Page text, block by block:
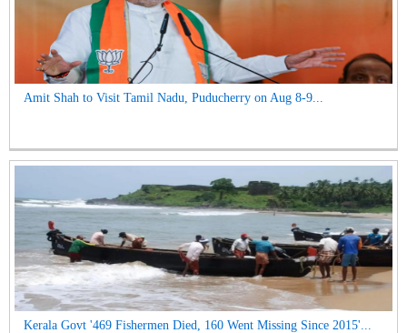
Amit Shah to Visit Tamil Nadu, Puducherry on Aug 8-9...
Kerala Govt '469 Fishermen Died, 160 Went Missing Since 2015'...